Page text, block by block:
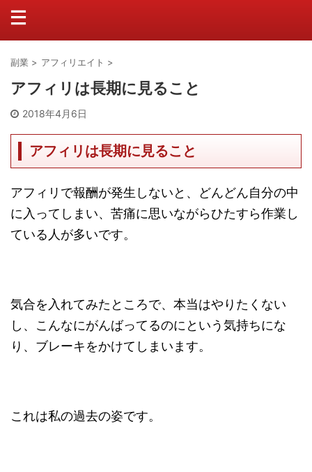
副業 > アフィリエイト >
アフィリは長期に見ること
2018年4月6日
アフィリは長期に見ること
アフィリで報酬が発生しないと、どんどん自分の中
に入ってしまい、苦痛に思いながらひたすら作業し
ている人が多いです。
気合を入れてみたところで、本当はやりたくない
し、こんなにがんばってるのにという気持ちにな
り、ブレーキをかけてしまいます。
これは私の過去の姿です。